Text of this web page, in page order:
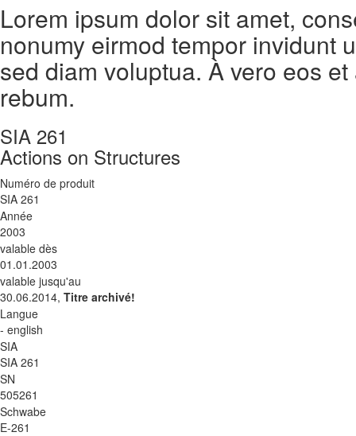
Lorem ipsum dolor sit amet,
nonumy eirmod tempor invidunt
sed diam voluptua. À vero eos
rebum.
SIA 261
Actions on Structures
Numéro de produit
SIA 261
Année
2003
valable dès
01.01.2003
valable jusqu'au
30.06.2014, Titre archivé!
Langue
- english
SIA
SIA 261
SN
505261
Schwabe
E-261